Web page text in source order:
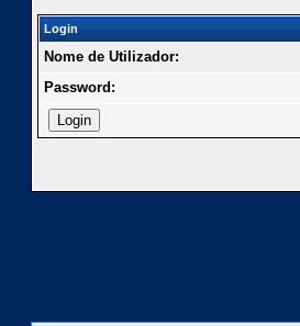
Login
Nome de Utilizador:
Password: